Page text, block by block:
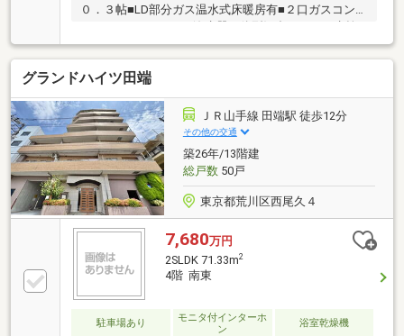
０．３帖■LD部分ガス温水式床暖房有■２口ガスコンロ
１２１６オートバス■モニター付きインターホン■宅配
BOX有
グランドハイツ田端
ＪＲ山手線 田端駅 徒歩12分
その他の交通
築26年/13階建
総戸数50戸
東京都荒川区西尾久４
7,680万円
2SLDK 71.33m2
4階 南東
駐車場あり
モニタ付インターホ
ン
浴室乾燥機